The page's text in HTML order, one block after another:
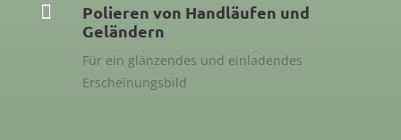

Polieren von Handläufen und
Geländern
Für ein glänzendes und einladendes
Erscheinungsbild